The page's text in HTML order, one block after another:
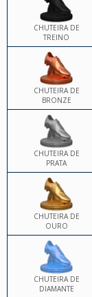
CHUTEIRA DE
TREINO
CHUTEIRA DE
BRONZE
CHUTEIRA DE
PRATA
CHUTEIRA DE
OURO
CHUTEIRA DE
DIAMANTE